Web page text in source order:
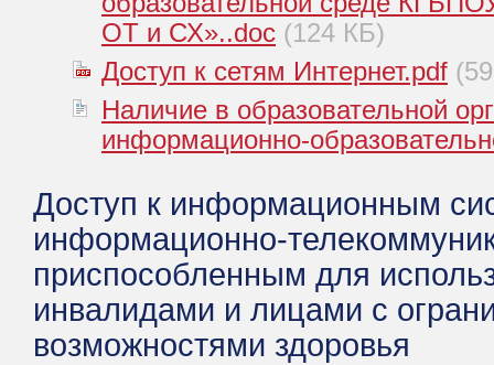
ОТ и СХ»..doc (124 КБ)
Доступ к сетям Интернет.pdf
Наличие в образовательной
информационно-
Доступ к информационным
информационно-
приспособленным для
инвалидами и лицами с
возможностями здоровья